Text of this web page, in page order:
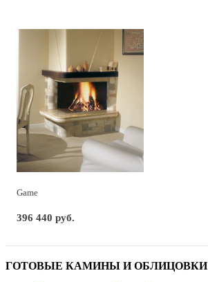
Game
396 440 руб.
ГОТОВЫЕ КАМИНЫ И ОБЛИЦОВКИ